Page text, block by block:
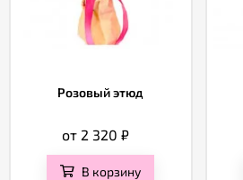
Розовый этюд
от 2 320 ₽
В корзину